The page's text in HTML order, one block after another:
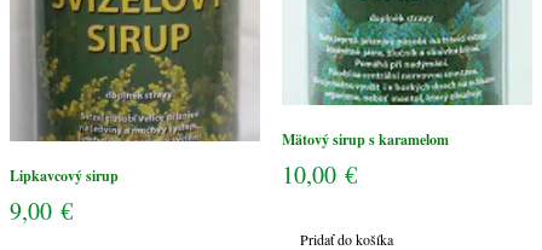
Lipkavcový sirup
9,00 €
Mätový sirup s karamelom
10,00 €
Pridať do košíka